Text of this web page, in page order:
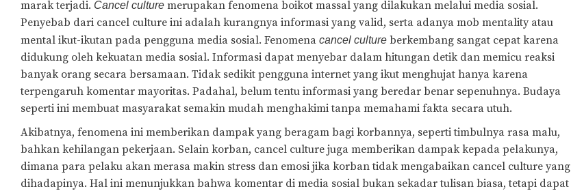
marak terjadi. Cancel culture merupakan fenomena boikot massal yang dilakukan melalui media sosial.
Penyebab dari cancel culture ini adalah kurangnya informasi yang valid, serta adanya mob mentality atau
mental ikut-ikutan pada pengguna media sosial. Fenomena cancel culture berkembang sangat cepat karena
didukung oleh kekuatan media sosial. Informasi dapat menyebar dalam hitungan detik dan memicu reaksi
banyak orang secara bersamaan. Tidak sedikit pengguna internet yang ikut menghujat hanya karena
terpengaruh komentar mayoritas. Padahal, belum tentu informasi yang beredar benar sepenuhnya. Budaya
seperti ini membuat masyarakat semakin mudah menghakimi tanpa memahami fakta secara utuh.
Akibatnya, fenomena ini memberikan dampak yang beragam bagi korbannya, seperti timbulnya rasa malu,
bahkan kehilangan pekerjaan. Selain korban, cancel culture juga memberikan dampak kepada pelakunya,
dimana para pelaku akan merasa makin stress dan emosi jika korban tidak mengabaikan cancel culture yang
dihadapinya. Hal ini menunjukkan bahwa komentar di media sosial bukan sekadar tulisan biasa, tetapi dapat